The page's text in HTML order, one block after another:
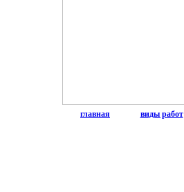
главная виды работ